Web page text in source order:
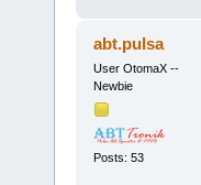
abt.pulsa
User OtomaX --
Newbie
Posts: 53